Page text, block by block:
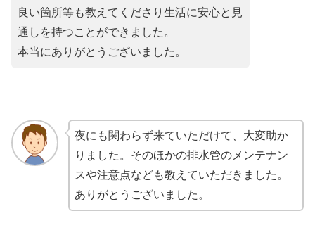
良い箇所等も教えてくださり生活に安心と見
通しを持つことができました。
本当にありがとうございました。
夜にも関わらず来ていただけて、大変助か
りました。そのほかの排水管のメンテナン
スや注意点なども教えていただきました。
ありがとうございました。